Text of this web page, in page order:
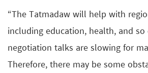
“The Tatmadaw will help with
including education, health, and so
negotiation talks are slowing for
Therefore, there may be some